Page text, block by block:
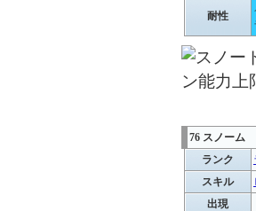
耐性
76 スノーム
ランク
スキル
出現